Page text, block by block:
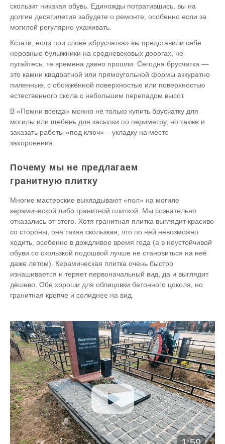
скользит никакая обувь. Единожды потратившись, вы на
долгие десятилетия забудете о ремонте, особенно если за
могилой регулярно ухаживать.
Кстати, если при слове «брусчатка» вы представили себе
неровные булыжники на средневековых дорогах, не
пугайтесь: те времена давно прошли. Сегодня брусчатка —
это камни квадратной или прямоугольной формы аккуратно
пиленные, с обожжённой поверхностью или поверхностью
естественного скола с небольшим перепадом высот.
В «Помни всегда» можно не только купить брусчатку для
могилы или щебень для засыпки по периметру, но также и
заказать работы «под ключ» – укладку на месте
захоронения.
Почему мы не предлагаем
гранитную плитку
Многие мастерские выкладывают «пол» на могиле
керамической либо гранитной плиткой. Мы сознательно
отказались от этого. Хотя гранитная плитка выглядит красиво
со стороны, она такая скользкая, что по ней невозможно
ходить, особенно в дождливое время года (а в неустойчивой
обуви со скользкой подошвой лучше не становиться на неё
даже летом). Керамическая плитка очень быстро
изнашивается и теряет первоначальный вид, да и выглядит
дёшево. Обе хороши для облицовки бетонного цоколя, но
гранитная крепче и солиднее на вид.